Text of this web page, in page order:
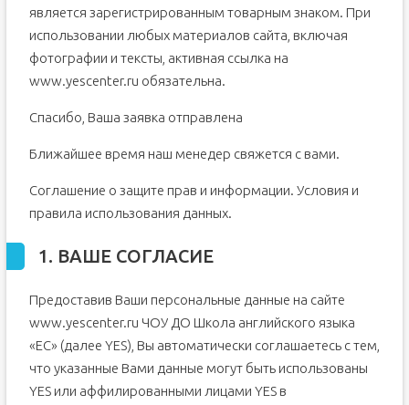
Преподаватели иностранных языков в центре Yes
Кого мы ищем
Проверка профессионального уровня
Пробный урок в подарок
Для подростков
1. ВАШЕ СОГЛАСИЕ
2. ВАШИ КОНТАКТНЫЕ ДАННЫЕ
3. ИНФОРМАЦИЯ О ПОСЕТИТЕЛЯХ САЙТА
www.yescenter.ru
4. ИСПОЛЬЗОВАНИЕ COOKIES
является зарегистрированным товарным знаком. При
использовании любых материалов сайта, включая
фотографии и тексты, активная ссылка на
www.yescenter.ru обязательна.
Спасибо, Ваша заявка отправлена
Ближайшее время наш менедер свяжется с вами.
Соглашение о защите прав и информации. Условия и
правила использования данных.
1. ВАШЕ СОГЛАСИЕ
Предоставив Ваши персональные данные на сайте
www.yescenter.ru ЧОУ ДО Школа английского языка
«ЕС» (далее YES), Вы автоматически соглашаетесь с тем,
что указанные Вами данные могут быть использованы
YES или аффилированными лицами YES в